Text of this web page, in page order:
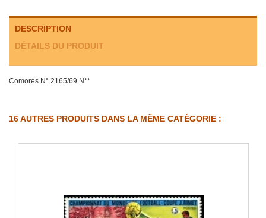
DESCRIPTION
DÉTAILS DU PRODUIT
Comores N° 2165/69 N**
16 AUTRES PRODUITS DANS LA MÊME CATÉGORIE :